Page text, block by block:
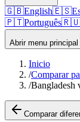
🇬🇧English🇪🇸
🇵🇹Português🇷🇺
Abrir menu principal
Inicio
/Comparar
/Bangladesh
Comparar